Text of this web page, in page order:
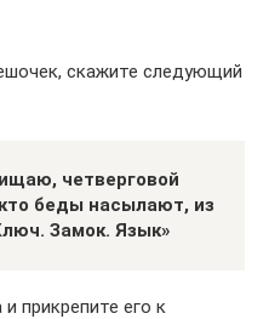
скажите следующий
четверговой
беды насылают, из
Замок. Язык»
прикрепите его к